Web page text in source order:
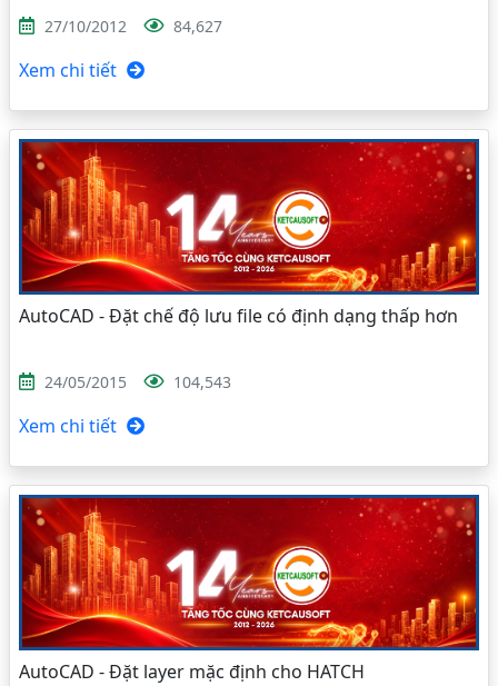
27/10/2012 84,627
Xem chi tiết
AutoCAD - Đặt chế độ lưu file có định dạng thấp hơn
24/05/2015 104,543
Xem chi tiết
AutoCAD - Đặt layer mặc định cho HATCH